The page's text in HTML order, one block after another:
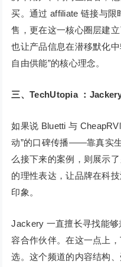
买。通过 affiliate 链接与限
售，更在这一核心圈层建
也让产品信息在潜移默化
自由供能”的核心理念。
三、TechUtopia ：
如果说 Bluetti 与
动”的口碑传播——靠真实
么接下来的案例，则展示
的理性表达，让品牌在科
印象。
Jackery 一直擅长寻找能够
容合作伙伴。在这一点上
选。这个频道的内容结构